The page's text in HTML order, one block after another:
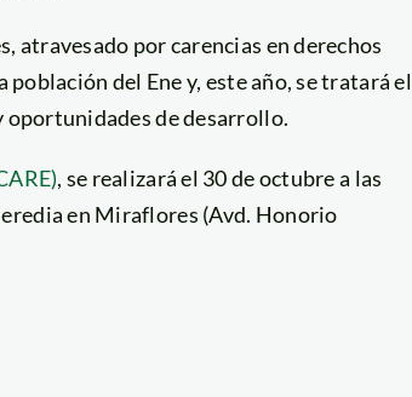
atravesado por carencias en derechos
del Ene y, este año, se tratará el
oportunidades de desarrollo.
, se realizará el 30 de octubre a las
en Miraflores (Avd. Honorio